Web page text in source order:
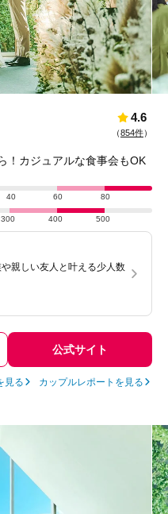
4.6
（854件）
！カジュアルな食事会もOK
40 60 80
300 400 500
親しい友人と叶える少人数
公式サイト
見る カップルレポートを見る